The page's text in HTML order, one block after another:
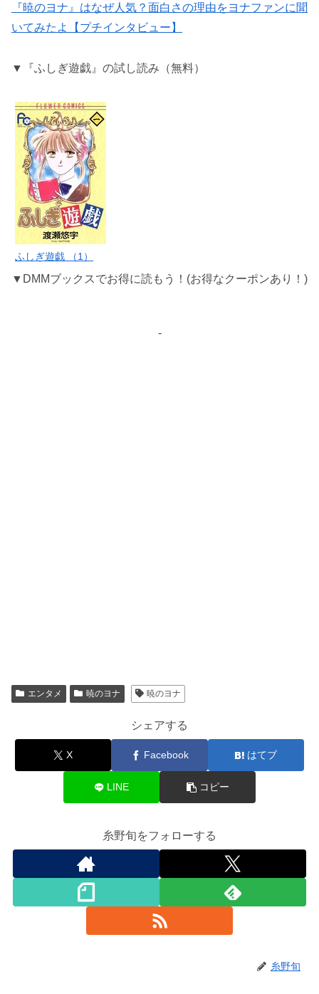
『暁のヨナ』はなぜ人気？面白さの理由をヨナファンに聞
いてみたよ【プチインタビュー】
▼『ふしぎ遊戯』の試し読み（無料）
ふしぎ遊戯 （1）
▼DMMブックスでお得に読もう！(お得なクーポンあり！)
-
エンタメ 暁のヨナ 暁のヨナ
シェアする
X Facebook はてブ
LINE コピー
糸野旬をフォローする
糸野旬